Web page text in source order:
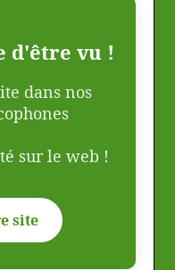
d'être vu !
dans nos
sur le web !
site